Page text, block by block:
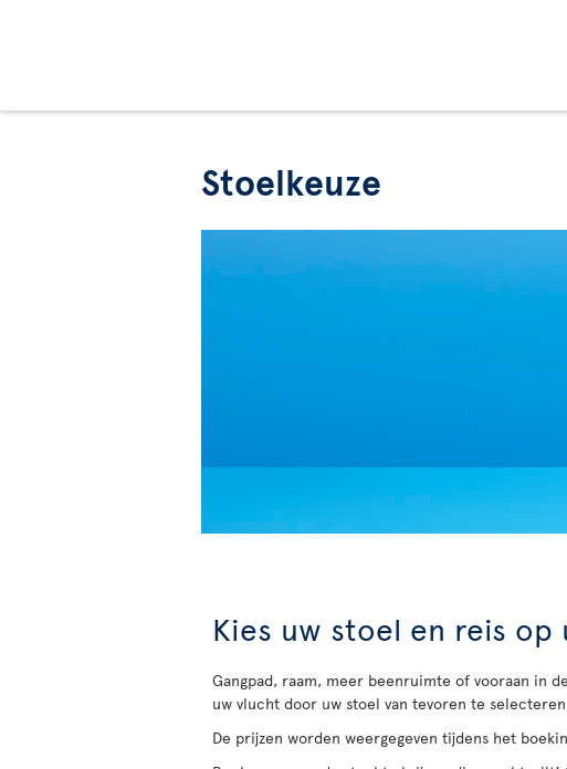
Stoelkeuze
Kies uw stoel en reis op
Gangpad, raam, meer beenruimte of vooraan in
uw vlucht door uw stoel van tevoren te
De prijzen worden weergegeven tijdens het